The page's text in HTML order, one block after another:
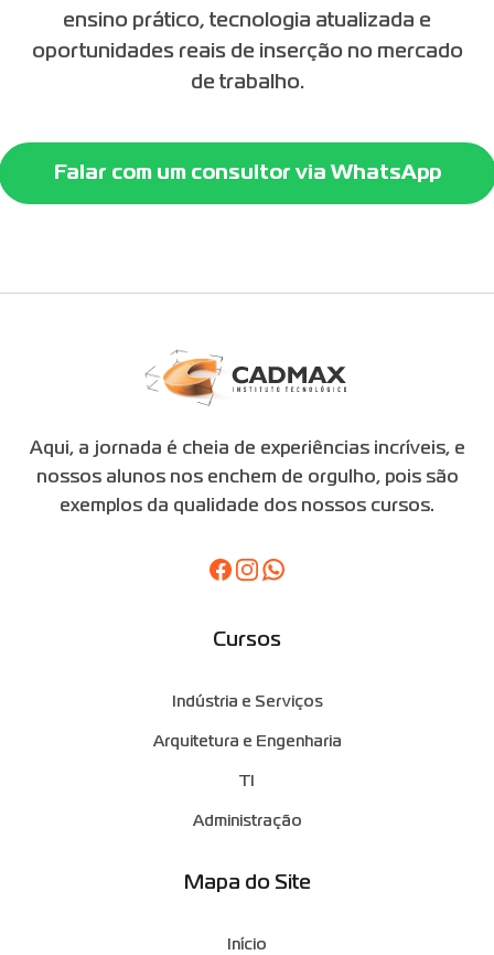
ensino prático, tecnologia atualizada e
oportunidades reais de inserção no mercado
de trabalho.
Falar com um consultor via WhatsApp
Aqui, a jornada é cheia de experiências incríveis, e
nossos alunos nos enchem de orgulho, pois são
exemplos da qualidade dos nossos cursos.
Facebook
Instagram
Whatsapp
Cursos
Indústria e Serviços
Arquitetura e Engenharia
TI
Administração
Mapa do Site
Início